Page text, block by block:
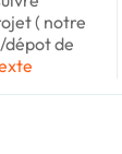
( notre
dépot de